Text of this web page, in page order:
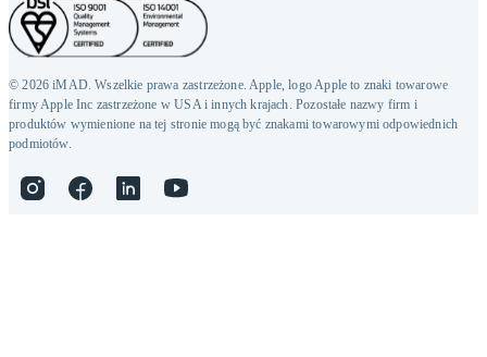
© 2026 iMAD. Wszelkie prawa zastrzeżone. Apple, logo Apple to znaki towarowe
firmy Apple Inc zastrzeżone w USA i innych krajach. Pozostałe nazwy firm i
produktów wymienione na tej stronie mogą być znakami towarowymi odpowiednich
podmiotów.